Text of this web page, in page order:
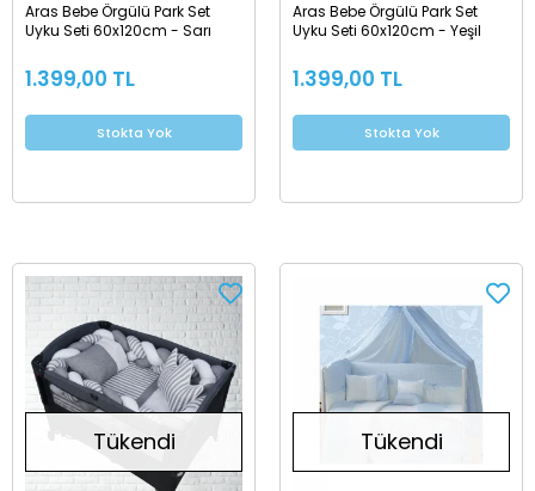
Aras Bebe Örgülü Park Set
Uyku Seti 60x120cm - Sarı
1.399,00 TL
Stokta Yok
Aras Bebe Örgülü Park Set
Uyku Seti 60x120cm - Yeşil
1.399,00 TL
Stokta Yok
Tükendi Tükendi